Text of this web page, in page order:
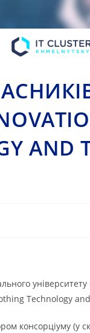
AND
університету
Technology and
консорціуму (у